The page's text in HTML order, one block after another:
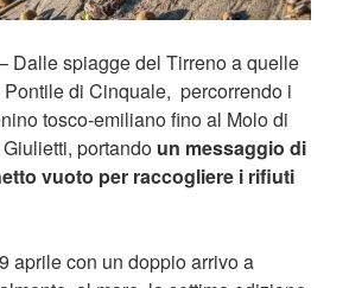
Dalle spiagge del Tirreno a quelle
Pontile di Cinquale, percorrendo i
tosco-emiliano fino al Molo di
portando un messaggio di
vuoto per raccogliere i rifiuti
aprile con un doppio arrivo a